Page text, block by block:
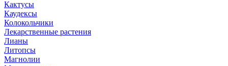
Кактусы
Каудексы
Колокольчики
Лекарственные растения
Лианы
Литопсы
Магнолии